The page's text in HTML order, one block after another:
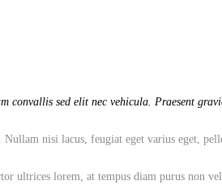
sed elit nec vehicula. Praesent
nisi lacus, feugiat eget varius eget,
ultrices lorem, at tempus diam purus non